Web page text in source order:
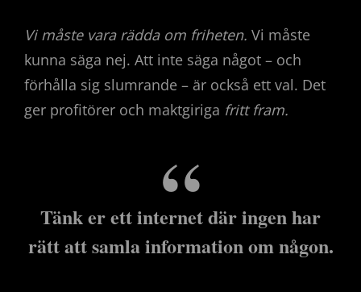
Vi måste vara rädda om friheten. Vi måste
kunna säga nej. Att inte säga något – och
förhålla sig slumrande – är också ett val. Det
ger profitörer och maktgiriga fritt fram.
Tänk er ett internet där ingen har
rätt att samla information om någon.